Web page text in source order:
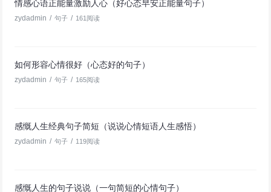
情感心语正能量激励人心（好心态早安正能量句子）
zydadmin / 句子 / 161阅读
如何形容心情很好（心态好的句子）
zydadmin / 句子 / 165阅读
感慨人生经典句子简短（说说心情短语人生感悟）
zydadmin / 句子 / 119阅读
感慨人生的句子说说（一句简短的心情句子）